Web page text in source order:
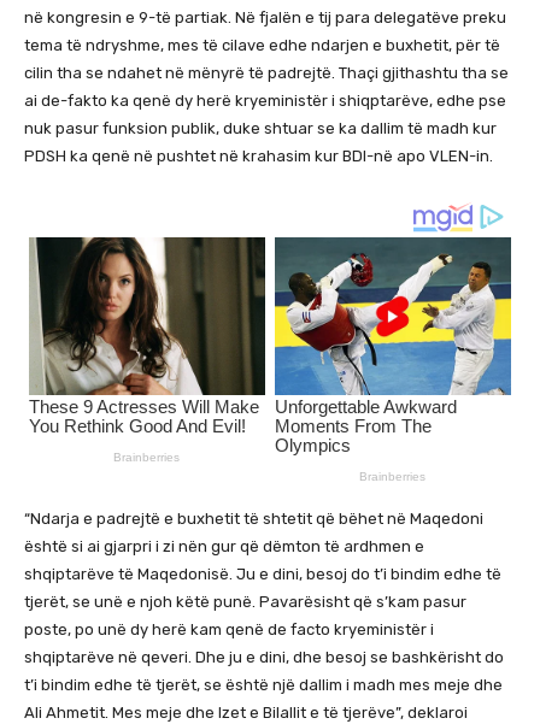
në kongresin e 9-të partiak. Në fjalën e tij para delegatëve preku
tema të ndryshme, mes të cilave edhe ndarjen e buxhetit, për të
cilin tha se ndahet në mënyrë të padrejtë. Thaçi gjithashtu tha se
ai de-fakto ka qenë dy herë kryeministër i shiqptarëve, edhe pse
nuk pasur funksion publik, duke shtuar se ka dallim të madh kur
PDSH ka qenë në pushtet në krahasim kur BDI-në apo VLEN-in.
“Ndarja e padrejtë e buxhetit të shtetit që bëhet në Maqedoni
është si ai gjarpri i zi nën gur që dëmton të ardhmen e
shqiptarëve të Maqedonisë. Ju e dini, besoj do t’i bindim edhe të
tjerët, se unë e njoh këtë punë. Pavarësisht që s’kam pasur
poste, po unë dy herë kam qenë de facto kryeministër i
shqiptarëve në qeveri. Dhe ju e dini, dhe besoj se bashkërisht do
t’i bindim edhe të tjerët, se është një dallim i madh mes meje dhe
Ali Ahmetit. Mes meje dhe Izet e Bilallit e të tjerëve”, deklaroi